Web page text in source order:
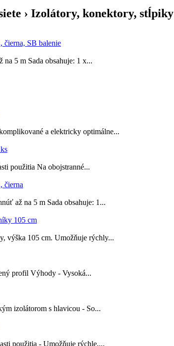
› Izolátory, konektory, stĺpiky
5 m Sada obsahuje: 1 x...
a elektricky optimálne...
použitia Na obojstranné...
až na 5 m Sada obsahuje: 1...
výška 105 cm. Umožňuje rýchly...
profil Výhody - Vysoká...
izolátorom s hlavicou - So...
použitia - Umožňuje rýchle,...